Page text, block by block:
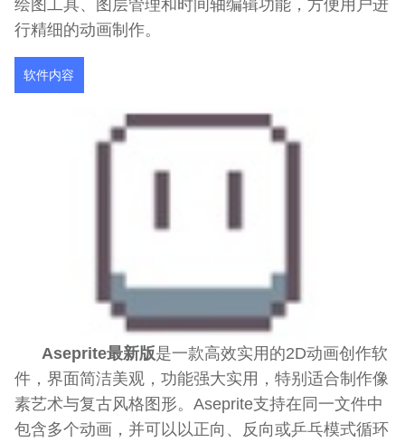
绘图工具、图层管理和时间轴编辑功能，方便用户进
行精细的动画制作。
软件内容
Aseprite最新版是一款高效实用的2D动画创作软
件，界面简洁美观，功能强大实用，特别适合制作像
素艺术与复古风格图形。Aseprite支持在同一文件中
包含多个动画，并可以以正向、反向或乒乓模式循环